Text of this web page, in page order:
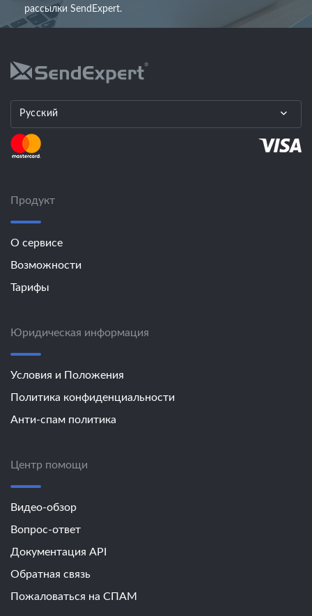
рассылки SendExpert.
Русский
Продукт
О сервисе
Возможности
Тарифы
Юридическая информация
Условия и Положения
Политика конфиденциальности
Анти-спам политика
Центр помощи
Видео-обзор
Вопрос-ответ
Документация API
Обратная связь
Пожаловаться на СПАМ